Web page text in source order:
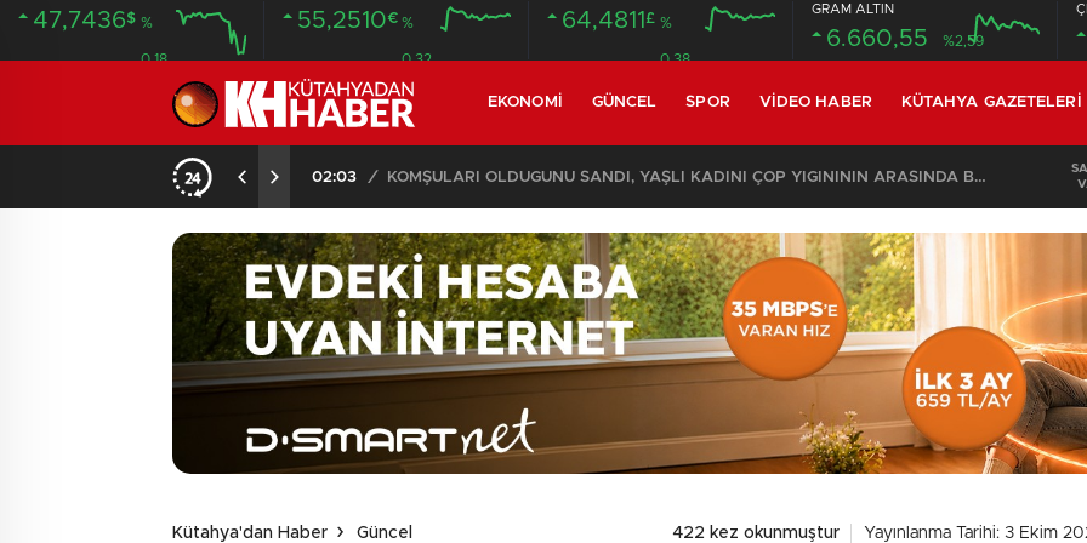
47,7436$ %
0.18
55,2510€ %
0.32
64,4811 £ %
0.38
GRAM ALTIN
6.660,55 %2,59
EKONOMI GÜNCEL SPOR VIDEO HABER KÜTAHYA GAZETELERI
02:03 / KOMŞULARI ÖLDÜĞÜNÜ SANDI, YAŞLI KADINI ÇÖP YIĞINININ ARASINDA BULUNDU
Kütahya'dan Haber Güncel 422 kez okunmuştur Yayınlanma Tarihi: 3 Ekim